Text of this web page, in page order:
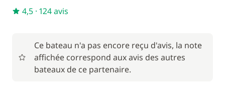
4,5 · 124 avis
Ce bateau n'a pas encore reçu d'avis, la note
affichée correspond aux avis des autres
bateaux de ce partenaire.